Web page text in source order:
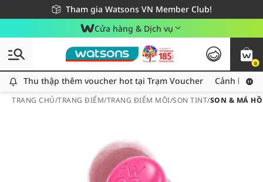
Tham gia Watsons VN Member Club!
Miễn phí giao hàng cho đơn hàng từ 249,000Đ
Giao hàng nhanh 24h - Áp dụng khu vực TP. Hồ Chí Minh
Cửa hàng & Dịch vụ
0
Thu thập thêm voucher hot tại Trạm Voucher
Thu thập thêm voucher hot tại Trạm Voucher Cảnh báo
TRANG CHỦ/TRANG ĐIỂM/TRANG ĐIỂM MÔI/SON TINT/SON & MÁ